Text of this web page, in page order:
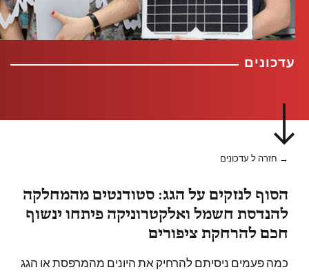
עדכונים
→ חזרה ל עדכונים
הסוף לנזקים על הגג: סטודנטים מהמחלקה
להנדסת חשמל ואלקטרוניקה פיתחו ינשוף
חכם להרחקת ציפורים
כמה פעמים ניסיתם להרחיק את היונים מהמרפסת או הגג